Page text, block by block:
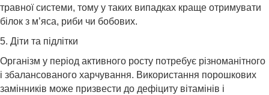
травної системи, тому у таких випадках краще отримувати
білок з м’яса, риби чи бобових.
5. Діти та підлітки
Організм у період активного росту потребує різноманітного
і збалансованого харчування. Використання порошкових
замінників може призвести до дефіциту вітамінів і